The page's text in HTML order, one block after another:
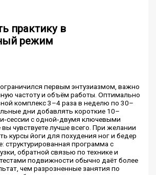
практику в
режим
первым энтузиазмом, важно
частоту и объём работы. Оптимально
комплекс 3–4 раза в неделю по 30–
дни добавлять короткие 10–
с одной‑двумя ключевыми
чувствуете лучше всего. При желании
курсы йоги для похудения ног и бедер
структурированная программа с
обратной связью по технике и
подвижности обычно даёт более
чем разрозненные занятия по